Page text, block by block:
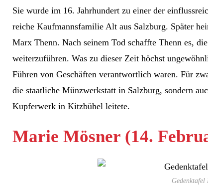
Sie wurde im 16. Jahrhundert zu einer der
reiche Kaufmannsfamilie Alt aus Salzburg. Später
Marx Thenn. Nach seinem Tod schaffte Thenn es,
weiterzuführen. Was zu dieser Zeit höchst
Führen von Geschäften verantwortlich waren. Für
die staatliche Münzwerkstatt in Salzburg, sondern
Kupferwerk in Kitzbühel leitete.
Marie Mösner (14.